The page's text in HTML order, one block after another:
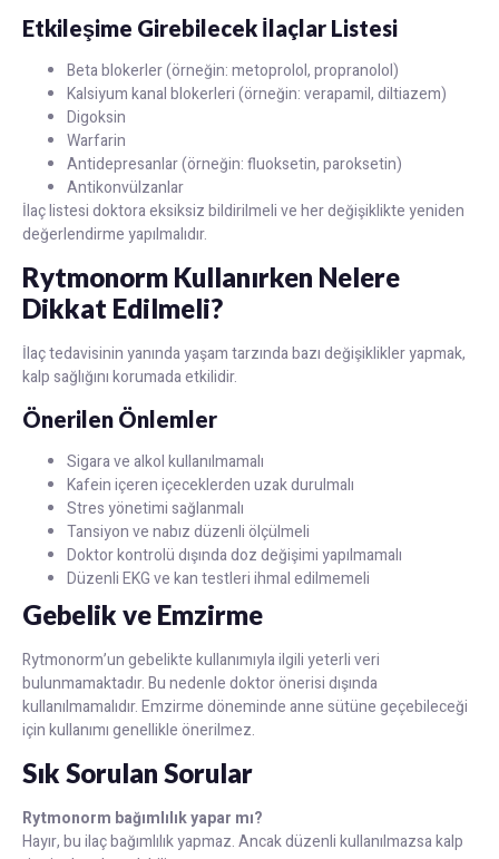
Etkileşime Girebilecek İlaçlar Listesi
Beta blokerler (örneğin: metoprolol, propranolol)
Kalsiyum kanal blokerleri (örneğin: verapamil, diltiazem)
Digoksin
Warfarin
Antidepresanlar (örneğin: fluoksetin, paroksetin)
Antikonvülzanlar
İlaç listesi doktora eksiksiz bildirilmeli ve her değişiklikte yeniden
değerlendirme yapılmalıdır.
Rytmonorm Kullanırken Nelere
Dikkat Edilmeli?
İlaç tedavisinin yanında yaşam tarzında bazı değişiklikler yapmak,
kalp sağlığını korumada etkilidir.
Önerilen Önlemler
Sigara ve alkol kullanılmamalı
Kafein içeren içeceklerden uzak durulmalı
Stres yönetimi sağlanmalı
Tansiyon ve nabız düzenli ölçülmeli
Doktor kontrolü dışında doz değişimi yapılmamalı
Düzenli EKG ve kan testleri ihmal edilmemeli
Gebelik ve Emzirme
Rytmonorm’un gebelikte kullanımıyla ilgili yeterli veri
bulunmamaktadır. Bu nedenle doktor önerisi dışında
kullanılmamalıdır. Emzirme döneminde anne sütüne geçebileceği
için kullanımı genellikle önerilmez.
Sık Sorulan Sorular
Rytmonorm bağımlılık yapar mı?
Hayır, bu ilaç bağımlılık yapmaz. Ancak düzenli kullanılmazsa kalp